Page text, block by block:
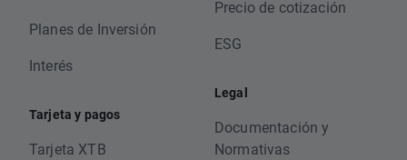
Planes de Inversión
Interés
Tarjeta y pagos
Tarjeta XTB
Precio de cotización
ESG
Legal
Documentación y
Normativas